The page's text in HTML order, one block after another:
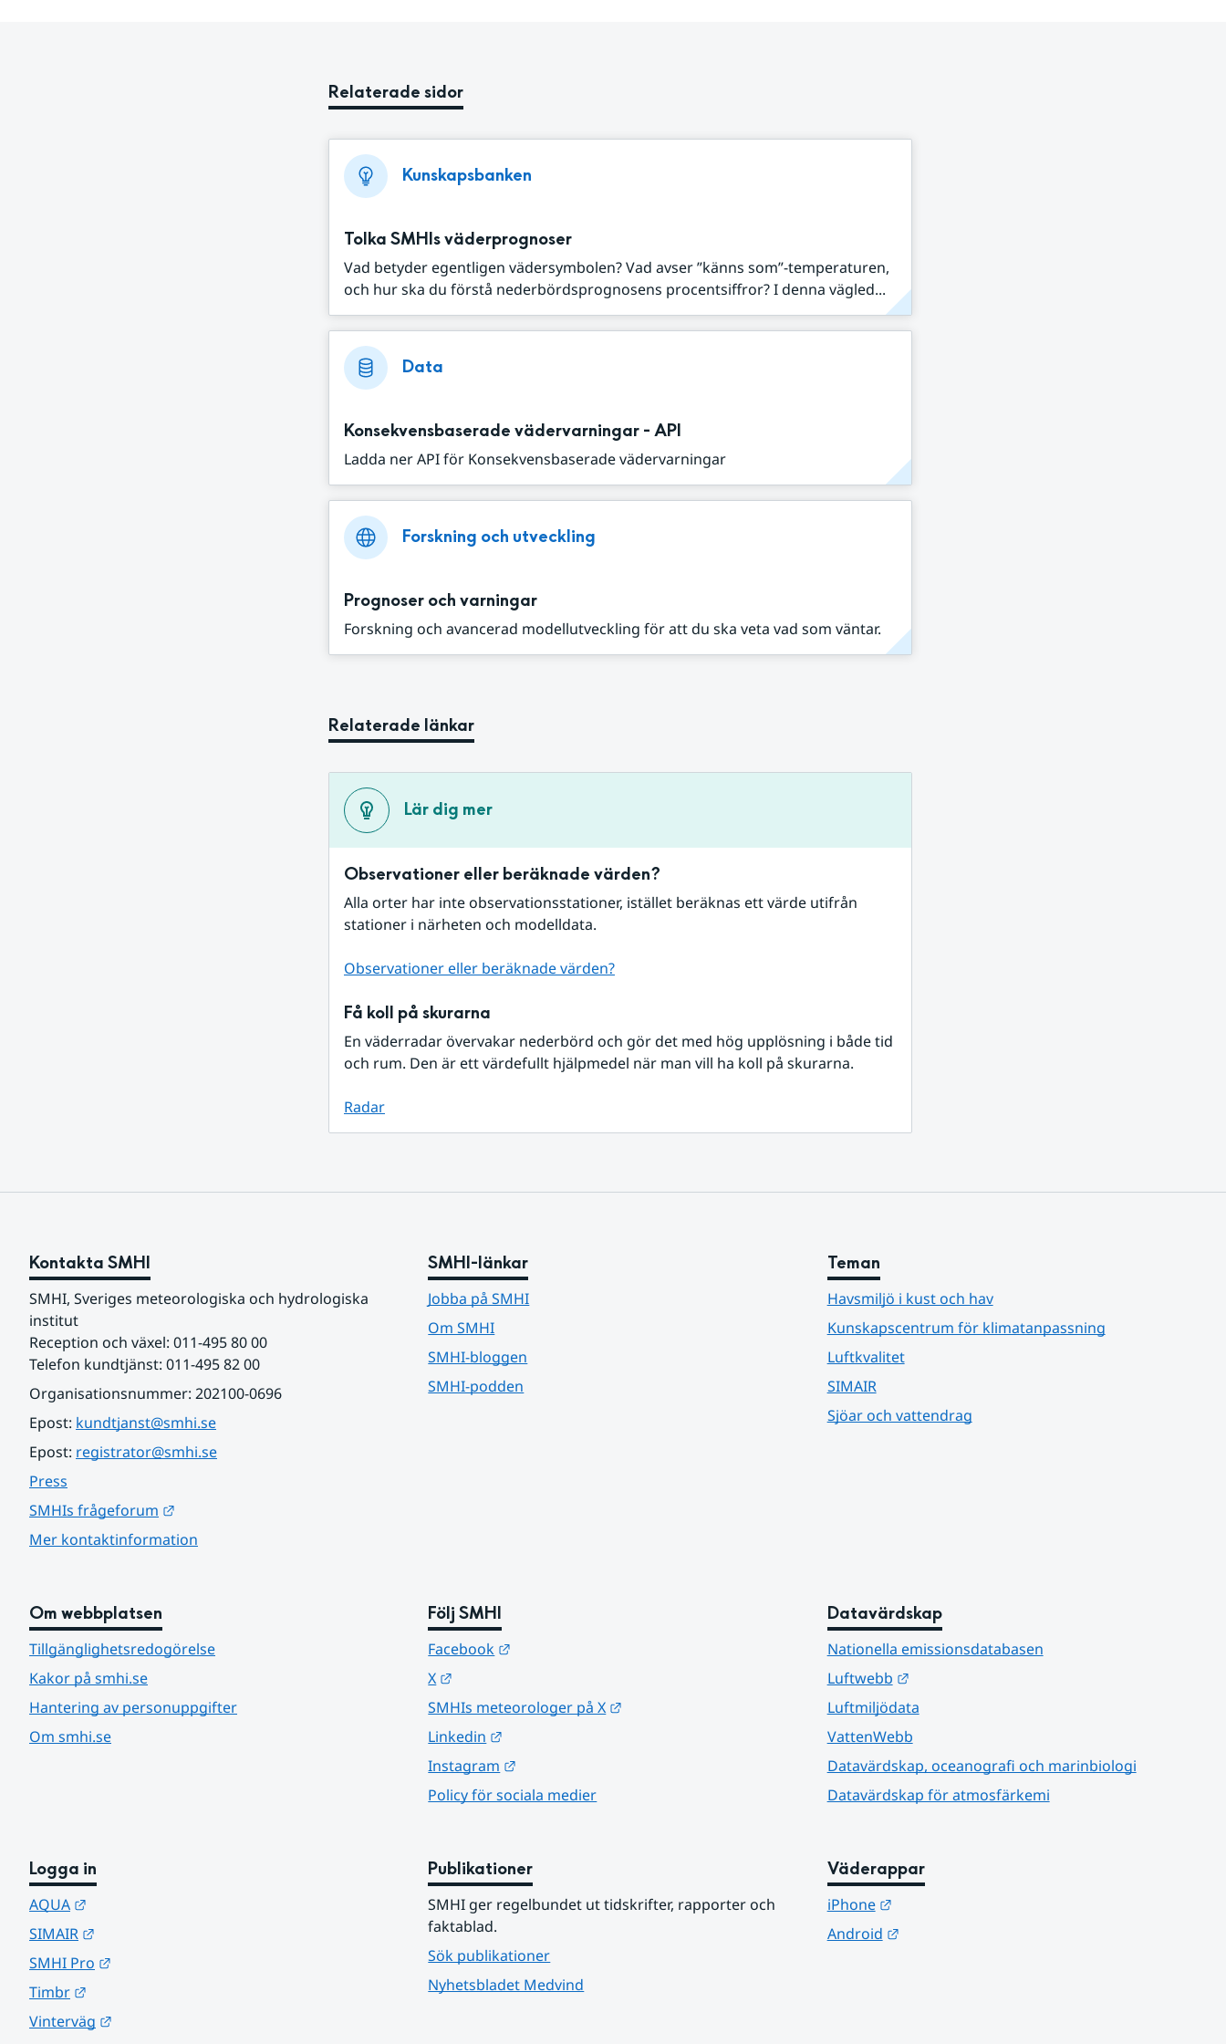
Relaterade sidor
Kunskapsbanken
Tolka SMHIs väderprognoser
Vad betyder egentligen vädersymbolen? Vad avser ”känns som”-temperaturen,
och hur ska du förstå nederbördsprognosens procentsiffror? I denna vägled...
Data
Konsekvensbaserade vädervarningar - API
Ladda ner API för Konsekvensbaserade vädervarningar
Forskning och utveckling
Prognoser och varningar
Forskning och avancerad modellutveckling för att du ska veta vad som väntar.
Relaterade länkar
Lär dig mer
Observationer eller beräknade värden?
Alla orter har inte observationsstationer, istället beräknas ett värde utifrån
stationer i närheten och modelldata.
Observationer eller beräknade värden?
Få koll på skurarna
En väderradar övervakar nederbörd och gör det med hög upplösning i både tid
och rum. Den är ett värdefullt hjälpmedel när man vill ha koll på skurarna.
Radar
Kontakta SMHI
SMHI, Sveriges meteorologiska och hydrologiska
institut
Reception och växel: 011-495 80 00
Telefon kundtjänst: 011-495 82 00
Organisationsnummer: 202100-0696
Epost: kundtjanst@smhi.se
Epost: registrator@smhi.se
Press
SMHIs frågeforum
Mer kontaktinformation
SMHI-länkar
Jobba på SMHI
Om SMHI
SMHI-bloggen
SMHI-podden
Teman
Havsmiljö i kust och hav
Kunskapscentrum för klimatanpassning
Luftkvalitet
SIMAIR
Sjöar och vattendrag
Om webbplatsen
Tillgänglighetsredogörelse
Kakor på smhi.se
Hantering av personuppgifter
Om smhi.se
Följ SMHI
Facebook
X
SMHIs meteorologer på X
Linkedin
Instagram
Policy för sociala medier
Datavärdskap
Nationella emissionsdatabasen
Luftwebb
Länk till annan webbplats.
Luftmiljödata
VattenWebb
Datavärdskap, oceanografi och marinbiologi
Datavärdskap för atmosfärkemi
Logga in
AQUA
SIMAIR
SMHI Pro
Timbr
Vinterväg
Publikationer
SMHI ger regelbundet ut tidskrifter, rapporter och
faktablad.
Sök publikationer
Nyhetsbladet Medvind
Väderappar
iPhone
Länk till annan webbplats.
Android
Länk till annan webbplats.